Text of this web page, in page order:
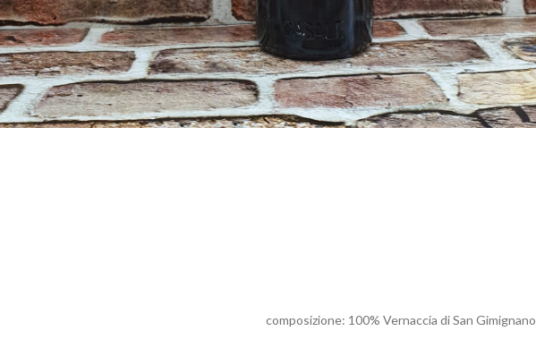
composizione: 100% Vernaccia di San Gimignano